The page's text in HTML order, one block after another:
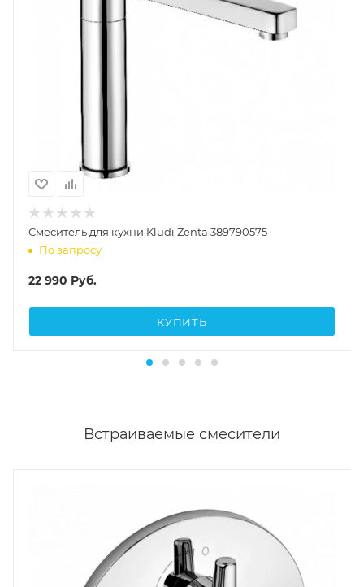
Смеситель для кухни Kludi Zenta 389790575
По запросу
22 990 Руб.
КУПИТЬ
Встраиваемые смесители